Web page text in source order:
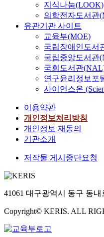
지식나눔(LOOK)
의학전자도서관
유관기관 사이트
교육부(MOE)
국립장애인도서
국립중앙도서관
국회도서관
연구윤리정보포
사이언스온
이용약관
개인정보처리방침
개인정보 재동의
기관소개
저작물 게시중단요청
41061 대구광역시 동구 동
Copyright© KERIS. ALL